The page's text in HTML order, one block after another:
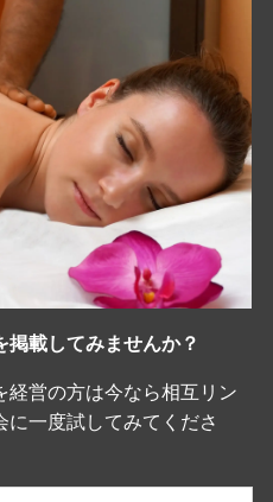
掲載してみませんか？
経営の方は今なら相互リン
に一度試してみてくださ